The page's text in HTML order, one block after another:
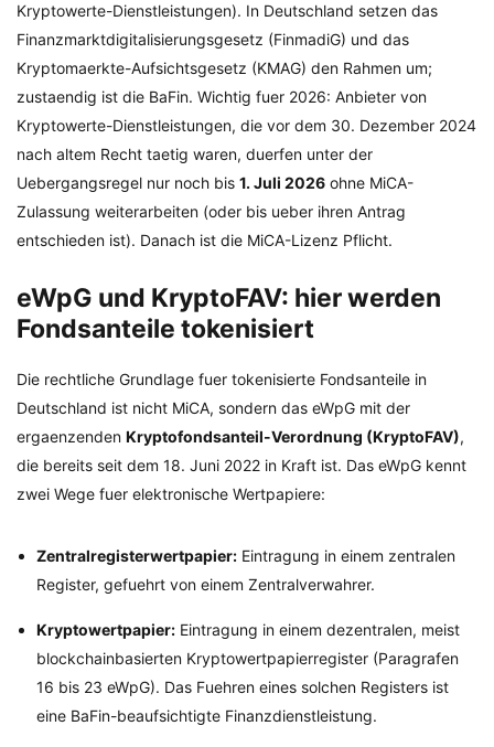
Kryptowerte-Dienstleistungen). In Deutschland setzen das
Finanzmarktdigitalisierungsgesetz (FinmadiG) und das
Kryptomaerkte-Aufsichtsgesetz (KMAG) den Rahmen um;
zustaendig ist die BaFin. Wichtig fuer 2026: Anbieter von
Kryptowerte-Dienstleistungen, die vor dem 30. Dezember 2024
nach altem Recht taetig waren, duerfen unter der
Uebergangsregel nur noch bis 1. Juli 2026 ohne MiCA-
Zulassung weiterarbeiten (oder bis ueber ihren Antrag
entschieden ist). Danach ist die MiCA-Lizenz Pflicht.
eWpG und KryptoFAV: hier werden
Fondsanteile tokenisiert
Die rechtliche Grundlage fuer tokenisierte Fondsanteile in
Deutschland ist nicht MiCA, sondern das eWpG mit der
ergaenzenden Kryptofondsanteil-Verordnung (KryptoFAV),
die bereits seit dem 18. Juni 2022 in Kraft ist. Das eWpG kennt
zwei Wege fuer elektronische Wertpapiere:
Zentralregisterwertpapier: Eintragung in einem zentralen
Register, gefuehrt von einem Zentralverwahrer.
Kryptowertpapier: Eintragung in einem dezentralen, meist
blockchainbasierten Kryptowertpapierregister (Paragrafen
16 bis 23 eWpG). Das Fuehren eines solchen Registers ist
eine BaFin-beaufsichtigte Finanzdienstleistung.